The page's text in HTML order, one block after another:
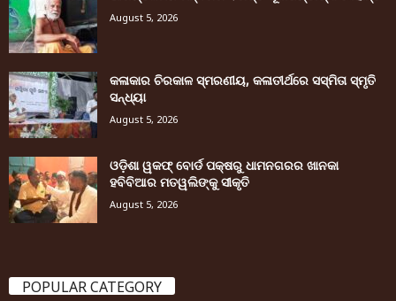
August 5, 2026
କଳାକାର ଚିରକାଳ ସ୍ମରଣୀୟ, କଳାତୀର୍ଥରେ ସସ୍ମିତା ସ୍ମୃତି
ସନ୍ଧ୍ୟା
August 5, 2026
ଓଡ଼ିଶା ୱକଫ୍ ବୋର୍ଡ ପକ୍ଷରୁ ଧାମନଗରର ଖାନକା
ହବିବିଆର ମତୱଲିଙ୍କୁ ସୀକୃତି
August 5, 2026
POPULAR CATEGORY